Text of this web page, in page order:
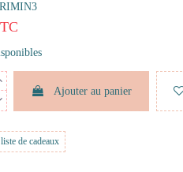
Ajouter au panier
de cadeaux